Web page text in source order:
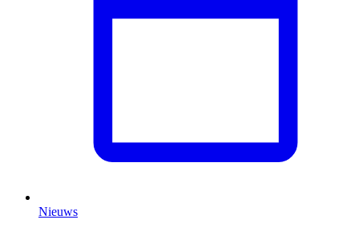
Nieuws